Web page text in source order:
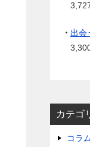
・ 出会
カテゴ
コラ